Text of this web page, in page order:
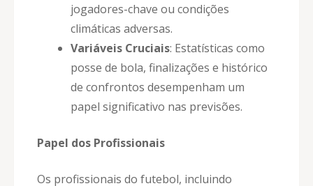
jogadores-chave ou condições
climáticas adversas.
Variáveis Cruciais: Estatísticas como
posse de bola, finalizações e histórico
de confrontos desempenham um
papel significativo nas previsões.
Papel dos Profissionais
Os profissionais do futebol, incluindo